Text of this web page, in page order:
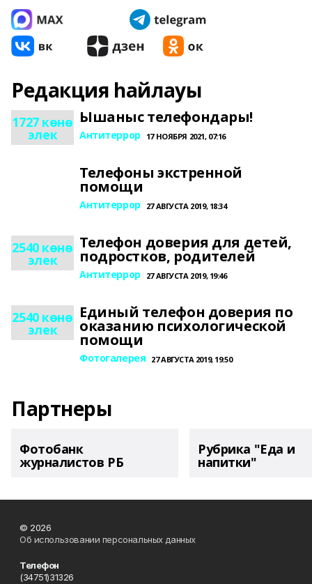
Редакция һайлауы
1727 көнө
элек
Ышаныс телефондары!
Антитеррор 17 НОЯБРЯ 2021, 07:16
Телефоны экстренной
помощи
Антитеррор 27 АВГУСТА 2019, 18:34
2540 көнө
элек
Телефон доверия для детей,
подростков, родителей
Антитеррор 27 АВГУСТА 2019, 19:46
2540 көнө
элек
Единый телефон доверия по
оказанию психологической
помощи
Фотогалерея 27 АВГУСТА 2019, 19:50
Партнеры
Фотобанк
журналистов РБ
Рубрика "Еда и
напитки"
© 2026
Об использовании персональных данных
Телефон
(34751)31326